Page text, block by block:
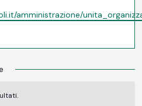
amministrazione/